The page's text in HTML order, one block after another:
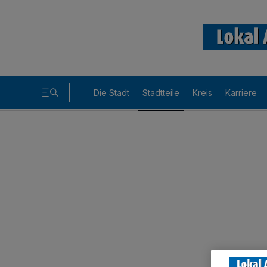
Die Stadt Stadtteile Kreis Karriere